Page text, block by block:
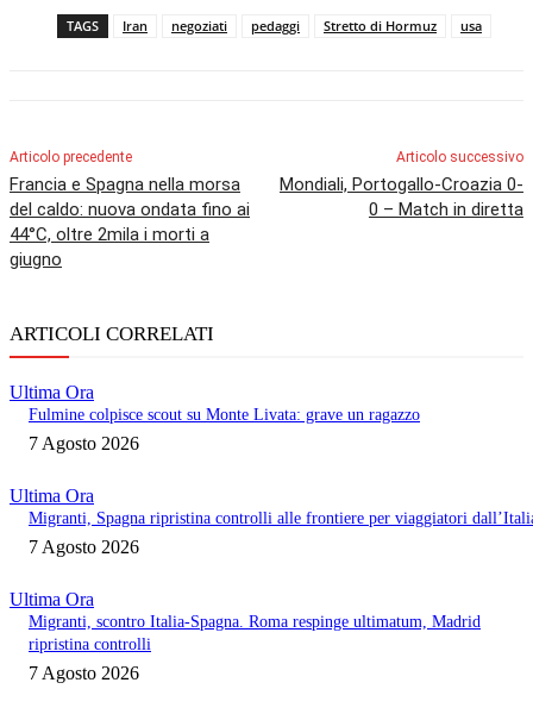
TAGS Iran negoziati pedaggi Stretto di Hormuz usa
Articolo precedente
Francia e Spagna nella morsa
del caldo: nuova ondata fino ai
44°C, oltre 2mila i morti a
giugno
Articolo successivo
Mondiali, Portogallo-Croazia 0-
0 – Match in diretta
ARTICOLI CORRELATI
Ultima Ora
Fulmine colpisce scout su Monte Livata: grave un ragazzo
7 Agosto 2026
Ultima Ora
Migranti, Spagna ripristina controlli alle frontiere per viaggiatori
7 Agosto 2026
Ultima Ora
Migranti, scontro Italia-Spagna. Roma respinge ultimatum, Madrid
ripristina controlli
7 Agosto 2026